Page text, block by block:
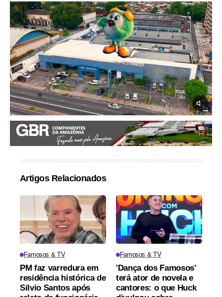
Artigos Relacionados
Famosos & TV
PM faz varredura em
residência histórica de
Silvio Santos após
Famosos & TV
'Dança dos Famosos'
terá ator de novela e
cantores: o que Huck